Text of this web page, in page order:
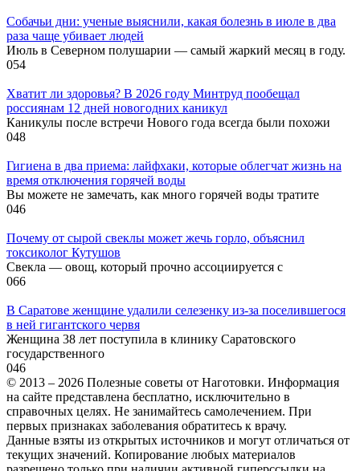
Собачьи дни: ученые выяснили, какая болезнь в июле в два
раза чаще убивает людей
Июль в Северном полушарии — самый жаркий месяц в году.
054
Хватит ли здоровья? В 2026 году Минтруд пообещал
россиянам 12 дней новогодних каникул
Каникулы после встречи Нового года всегда были похожи
048
Гигиена в два приема: лайфхаки, которые облегчат жизнь на
время отключения горячей воды
Вы можете не замечать, как много горячей воды тратите
046
Почему от сырой свеклы может жечь горло, объяснил
токсиколог Кутушов
Свекла — овощ, который прочно ассоциируется с
066
В Саратове женщине удалили селезенку из-за поселившегося
в ней гигантского червя
Женщина 38 лет поступила в клинику Саратовского
государственного
046
© 2013 – 2026 Полезные советы от Наготовки. Информация
на сайте представлена бесплатно, исключительно в
справочных целях. Не занимайтесь самолечением. При
первых признаках заболевания обратитесь к врачу.
Данные взяты из открытых источников и могут отличаться от
текущих значений. Копирование любых материалов